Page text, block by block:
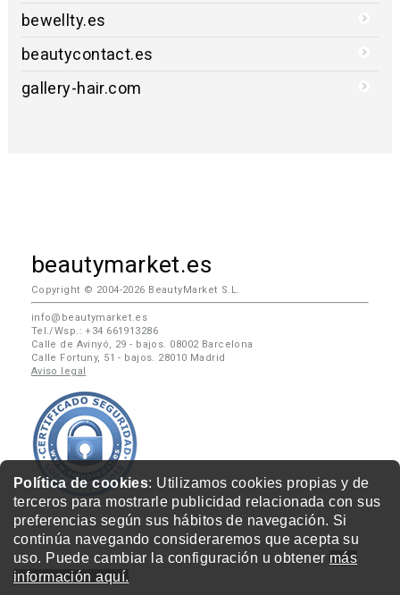
Política de cookies: Utilizamos cookies propias y de
terceros para mostrarle publicidad relacionada con sus
preferencias según sus hábitos de navegación. Si
continúa navegando consideraremos que acepta su
uso. Puede cambiar la configuración u obtener más
información aquí.
bewellty.es
beautycontact.es
gallery-hair.com
beautymarket.es
Copyright © 2004-2026 BeautyMarket S.L.
info@beautymarket.es
Tel./Wsp.: +34 661913286
Calle de Avinyó, 29 - bajos. 08002 Barcelona
Calle Fortuny, 51 - bajos. 28010 Madrid
Aviso legal